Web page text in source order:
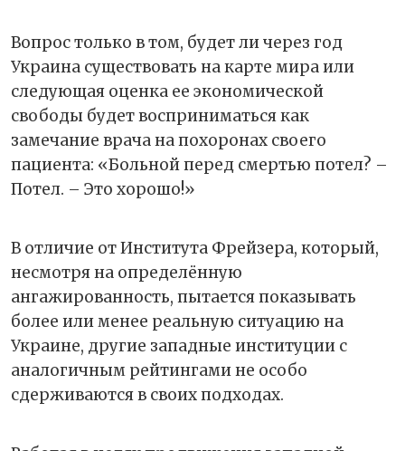
Вопрос только в том, будет ли через год
Украина существовать на карте мира или
следующая оценка ее экономической
свободы будет восприниматься как
замечание врача на похоронах своего
пациента: «Больной перед смертью потел? –
Потел. – Это хорошо!»
В отличие от Института Фрейзера, который,
несмотря на определённую
ангажированность, пытается показывать
более или менее реальную ситуацию на
Украине, другие западные институции с
аналогичным рейтингами не особо
сдерживаются в своих подходах.